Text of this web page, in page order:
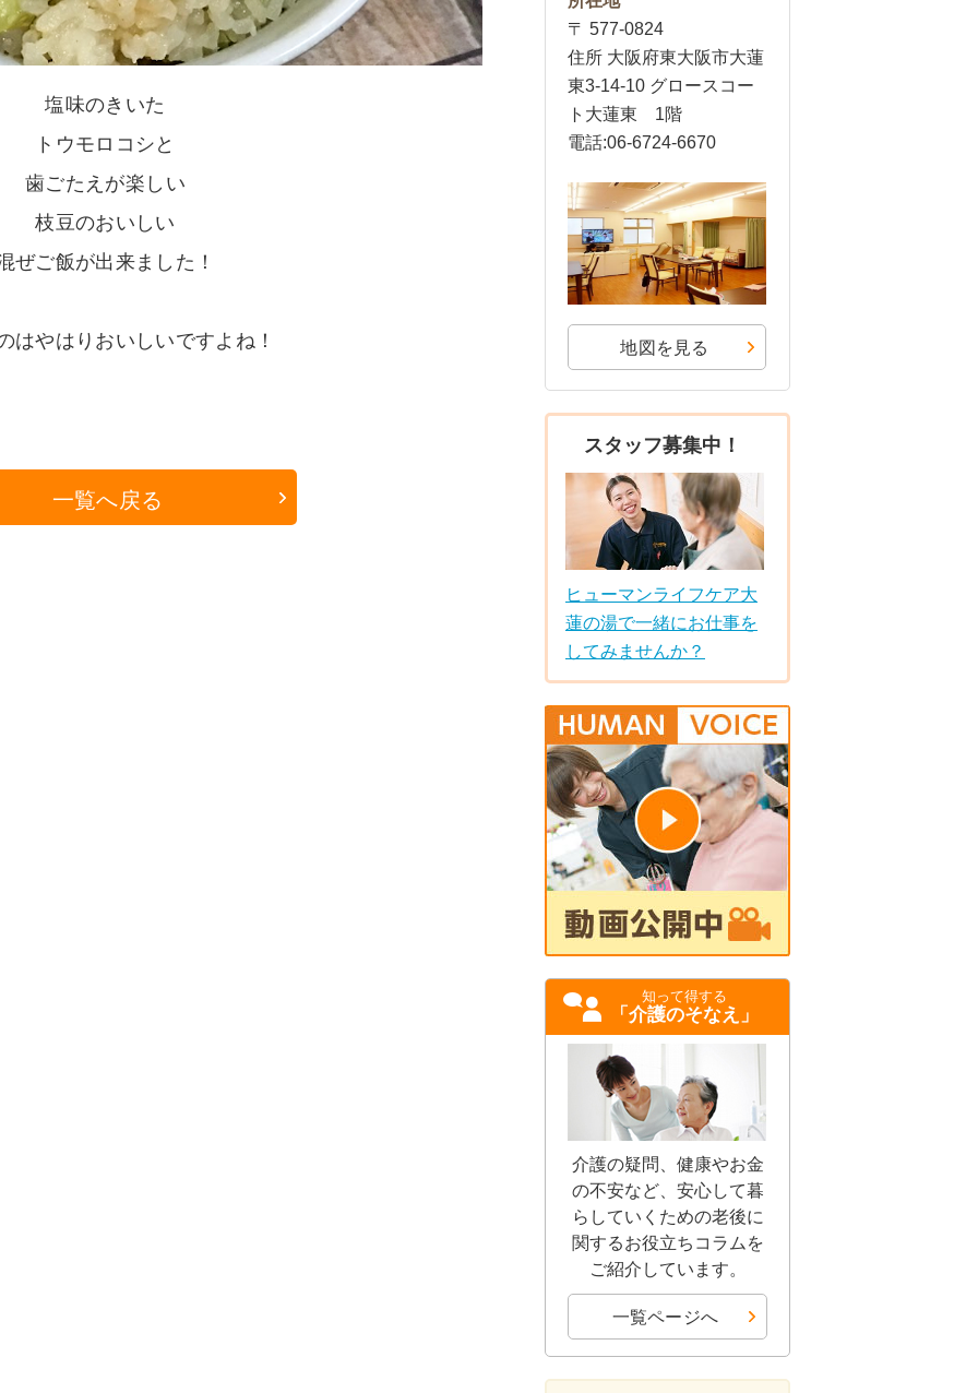
塩味のきいた
トウモロコシと
歯ごたえが楽しい
枝豆のおいしい
ぜご飯が出来ました！
はやはりおいしいですよね！
一覧へ戻る
〒 577-0824
住所 大阪府東大阪市大蓮
東3-14-10 グロースコー
ト大蓮東 1階
電話:06-6724-6670
地図を見る
スタッフ募集中！
ヒューマンライフケア大
蓮の湯で一緒にお仕事を
してみませんか？
知って得する
「介護のそなえ」
介護の疑問、健康やお金
の不安など、安心して暮
らしていくための老後に
関するお役立ちコラムを
ご紹介しています。
一覧ページへ